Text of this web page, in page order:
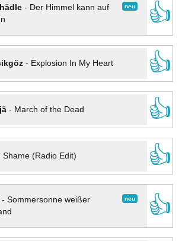
neu
- Der Himmel kann auf
👍
- Explosion In My Heart
👍
- March of the Dead
👍
Shame (Radio Edit)
👍
neu
Sommersonne weißer
👍